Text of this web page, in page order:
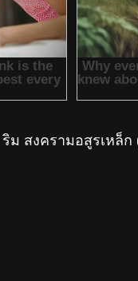
ม สงครามอสูรเหล็ก